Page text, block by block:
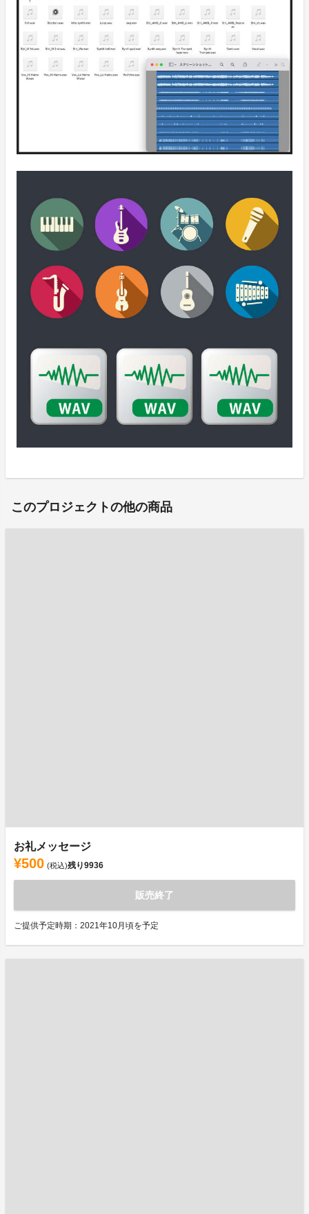
このプロジェクトの他の商品
お礼メッセージ
¥500 (税込)残り9936
販売終了
ご提供予定時期：2021年10月頃を予定